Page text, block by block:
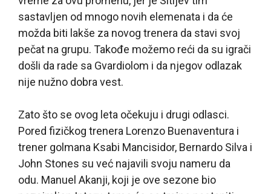
sastavljen od mnogo novih elemenata i da će
možda biti lakše za novog trenera da stavi svoj
pečat na grupu. Takođe možemo reći da su igrači
došli da rade sa Gvardiolom i da njegov odlazak
nije nužno dobra vest.
Zato što se ovog leta očekuju i drugi odlasci.
Pored fizičkog trenera Lorenzo Buenaventura i
trener golmana Ksabi Mancisidor, Bernardo Silva i
John Stones su već najavili svoju nameru da
odu. Manuel Akanji, koji je ove sezone bio